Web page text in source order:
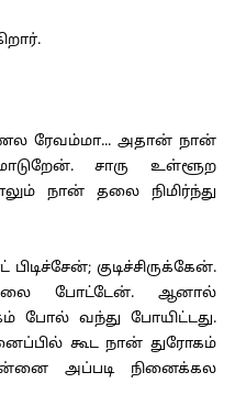
ரேவம்மா... அதான் நான்
சாரு உள்ளூற
நான் தலை நிமிர்ந்து
குடிச்சிருக்கேன்.
போட்டேன். ஆனால்
போல் வந்து போயிட்டது.
கூட நான் துரோகம்
அப்படி நினைக்கல